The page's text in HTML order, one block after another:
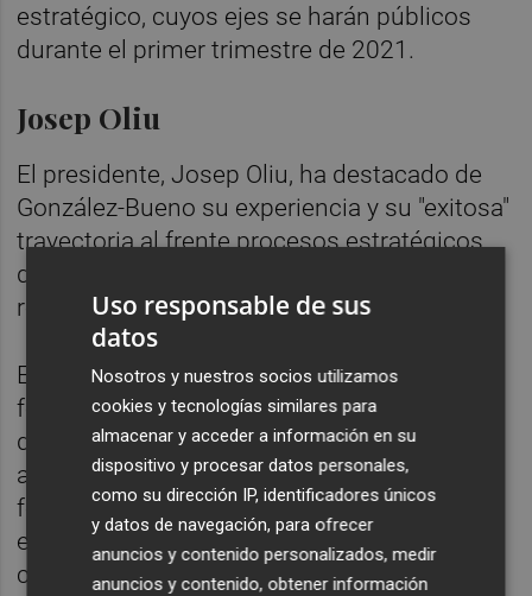
estratégico, cuyos ejes se harán públicos
durante el primer trimestre de 2021.
Josep Oliu
El presidente, Josep Oliu, ha destacado de
González-Bueno su experiencia y su "exitosa"
trayectoria al frente procesos estratégicos
de innovación, digitalización y
reestructuración.
Está "convencido de que contribuirá, de
forma decisiva, a impulsar la oferta digital
del Grupo", ahora que el banco afronta la
aceleración de su estrategia digital y el
fortalecimiento de su franquicia doméstica
en los mercados que lidera, según el
comunicado.
Uso responsable de sus
datos
Nosotros y nuestros socios utilizamos
cookies y tecnologías similares para
almacenar y acceder a información en su
dispositivo y procesar datos personales,
como su dirección IP, identificadores únicos
y datos de navegación, para ofrecer
anuncios y contenido personalizados, medir
anuncios y contenido, obtener información